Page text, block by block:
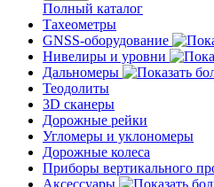
Полный каталог
Тахеометры
GNSS-оборудование
Нивелиры и уровни
Дальномеры
Теодолиты
3D сканеры
Дорожные рейки
Угломеры и уклономеры
Дорожные колеса
Приборы вертикального
Аксессуары